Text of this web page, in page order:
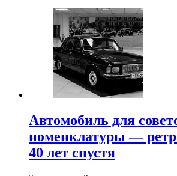
Автомобиль для
номенклатуры —
40 лет спустя